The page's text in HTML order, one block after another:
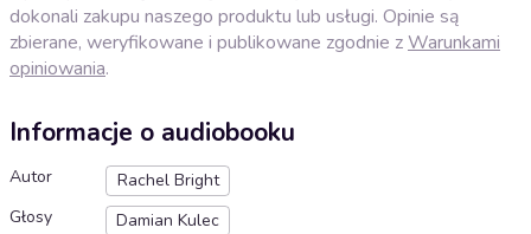
dokonali zakupu naszego produktu lub usługi. Opinie są
zbierane, weryfikowane i publikowane zgodnie zWarunkami
opiniowania.
Informacje o audiobooku
Autor
Rachel Bright
Głosy
Damian Kulec